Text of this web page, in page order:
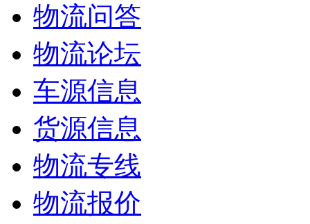
物流问答
物流论坛
车源信息
货源信息
物流专线
物流报价